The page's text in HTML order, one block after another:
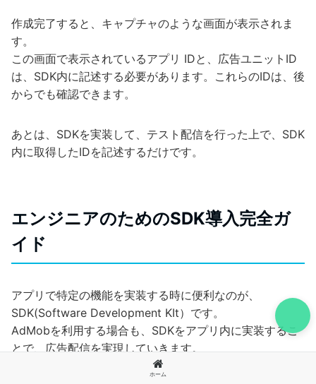
作成完了すると、キャプチャのような画面が表示されま
す。
この画面で表示されているアプリ IDと、広告ユニットID
は、SDK内に記述する必要があります。これらのIDは、後
からでも確認できます。
あとは、SDKを実装して、テスト配信を行った上で、SDK
内に取得したIDを記述するだけです。
エンジニアのためのSDK導入完全ガ
イド
アプリで特定の機能を実装する時に便利なのが、
SDK(Software Development KIt）です。
AdMobを利用する場合も、SDKをアプリ内に実装するこ
とで、広告配信を実現していきます。
ただ、少し複雑なのが、AdMobのSDK実装には２通りあ
ホーム